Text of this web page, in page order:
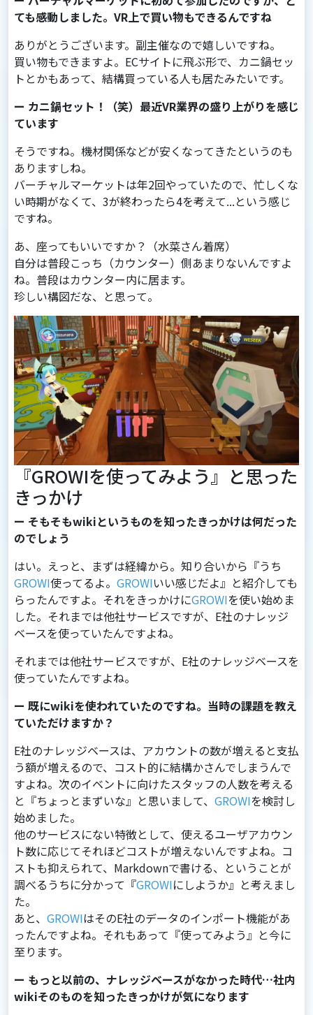
ても感動しました。VR上で買い物もできるんですね
ありがとうございます。副主催なので嬉しいですね。
買い物もできますよ。ECサイトに⾶ぶ形で、カニ鍋セッ
トとかもあって、結構買っている⼈も居たみたいです。
ー カニ鍋セット！（笑）最近VR業界の盛り上がりを感じ
ています
そうですね。機材関係などが安くなってきたというのも
ありますしね。
バーチャルマーケットは年2回やっていたので、忙しくな
い時期がなくて、3が終わったら4を考えて...という感じ
ですね。
あ、座ってもいいですか？（水菜さん着席）
自分は普段こっち（カウンター）側あまりないんですよ
ね。普段はカウンター内に居ます。
珍しい構図だな、と思って。
『GROWIを使ってみよう』と思った
きっかけ
ー そもそもwikiというものを知ったきっかけは何だった
のでしょう
はい。えっと、まずは経緯から。知り合いから『うち
GROWI使ってるよ。 GROWIいい感じだよ』と紹介しても
らったんですよ。それをきっかけにGROWIを使い始めま
した。それまでは他社サービスですが、E社のナレッジ
ベースを使っていたんですよね。
それまでは他社サービスですが、E社のナレッジベースを
使っていたんですよね。
ー 既にwikiを使われていたのですね。当時の課題を教え
ていただけますか？
E社のナレッジベースは、アカウントの数が増えると⽀払
う額が増えるので、コスト的に結構かさんでしまうんで
すよね。次のイベントに向けたスタッフの⼈数を考える
と『ちょっとまずいな』と思いまして、 GROWIを検討し
始めました。
他のサービスにない特徴として、使えるユーザアカウン
ト数に応じてそれほどコストが増えないんですよね。コ
ストも抑えられて、Markdownで書ける、ということが
調べるうちに分かって『GROWIにしようか』と考えまし
た。
あと、 GROWIはそのE社のデータのインポート機能があ
ったんですよね。それもあって『使ってみよう』と今に
⾄ります。
ー もっと以前の、ナレッジベースがなかった時代…社内
wikiそのものを知ったきっかけが気になります